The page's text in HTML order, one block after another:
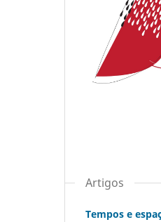
Artigos
Tempos e